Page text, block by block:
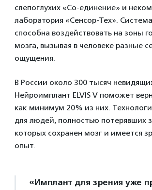
слепоглухих «Со-единение» и
лаборатория «Сенсор-Тех». Система
способна воздействовать на зоны
мозга, вызывая в человеке разные
ощущения.
В России около 300 тысяч
Нейроимплант ELVIS V поможет
как минимум 20% из них.
для людей, полностью потерявших
которых сохранен мозг и имеется
опыт.
«Имплант для зрения уже